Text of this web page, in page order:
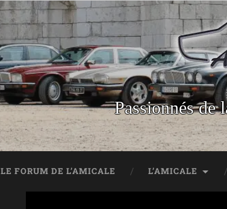
Passionnés de
LE FORUM DE L’AMICALE L’AMICALE